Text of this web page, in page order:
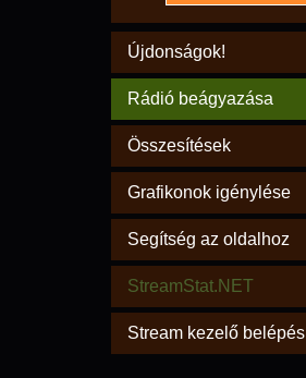
Újdonságok!
Rádió beágyazása
Összesítések
Grafikonok igénylése
Segítség az oldalhoz
StreamStat.NET
Stream kezelő belépés